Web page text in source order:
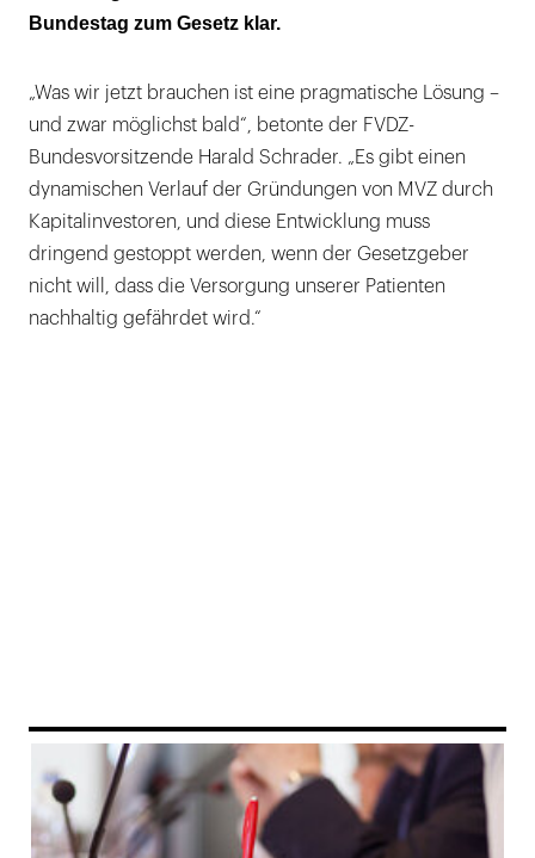
Bundestag zum Gesetz klar.
„Was wir jetzt brauchen ist eine pragmatische Lösung –
und zwar möglichst bald“, betonte der FVDZ-
Bundesvorsitzende Harald Schrader. „Es gibt einen
dynamischen Verlauf der Gründungen von MVZ durch
Kapitalinvestoren, und diese Entwicklung muss
dringend gestoppt werden, wenn der Gesetzgeber
nicht will, dass die Versorgung unserer Patienten
nachhaltig gefährdet wird.“